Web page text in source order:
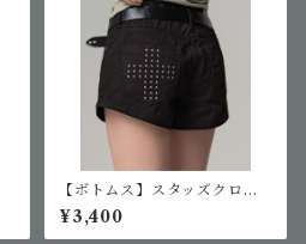
【ボトムス】スタッズクロス
ショートパンツ
¥3,400